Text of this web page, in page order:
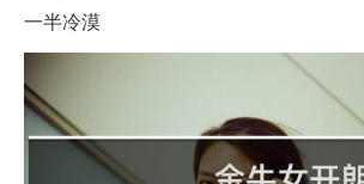
一半冷漠